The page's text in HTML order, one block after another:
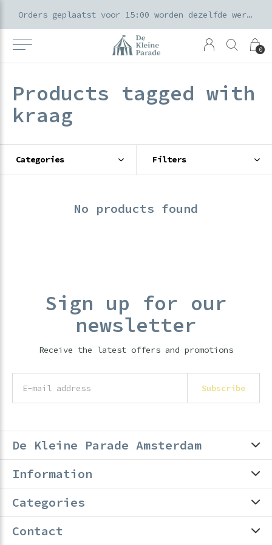
0
Orders geplaatst voor 15:00 worden dezelfde werkdag verzonden
Products tagged with
kraag
Categories Filters
No products found
Sign up for our
newsletter
Receive the latest offers and promotions
Subscribe
De Kleine Parade Amsterdam
Information
Categories
Contact